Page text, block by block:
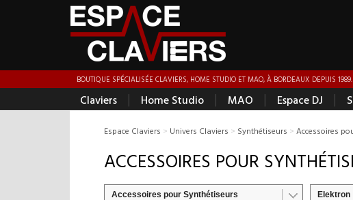
BOUTIQUE SPÉCIALISÉE CLAVIERS, HOME STUDIO ET MAO, À BORDEAUX DEPUIS 1989.
Claviers | Home Studio | MAO | Espace DJ |
Espace Claviers > Univers Claviers > Synthétiseurs > Accessoires
ACCESSOIRES POUR
Accessoires pour Synthétiseurs Elektron